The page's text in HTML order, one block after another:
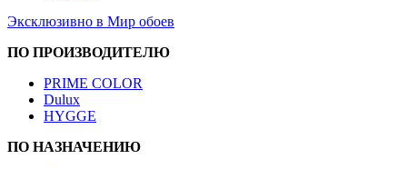
Эксклюзивно в Мир обоев
ПО ПРОИЗВОДИТЕЛЮ
PRIME COLOR
Dulux
HYGGE
ПО НАЗНАЧЕНИЮ